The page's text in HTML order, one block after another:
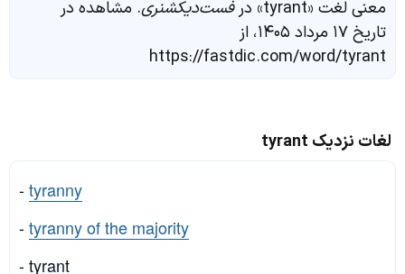
معنی لغت «tyrant» در فست‌دیکشنری. مشاهده در
تاریخ ۱۷ مرداد ۱۴۰۵، از
https://fastdic.com/word/tyrant
لغات نزدیک tyrant
-tyranny
-tyranny of the majority
- tyrant